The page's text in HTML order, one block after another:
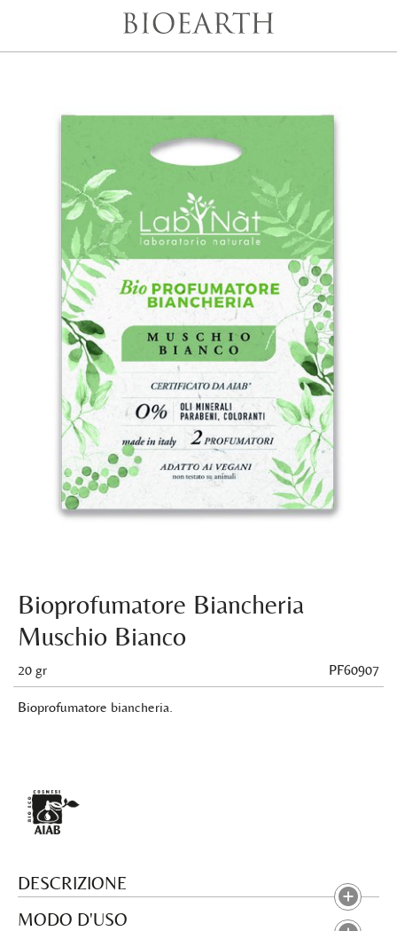
Bioprofumatore Biancheria
Muschio Bianco
20 gr PF60907
Bioprofumatore biancheria.
DESCRIZIONE
MODO D'USO